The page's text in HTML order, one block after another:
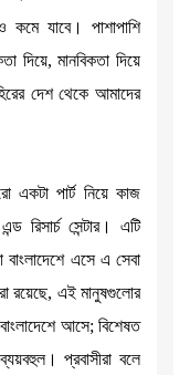
কমে যাবে। পাশাপাশি
দিয়ে, মানবিকতা দিয়ে
দেশ থেকে আমাদের
একটা পার্ট নিয়ে কাজ
রিসার্চ সেন্টার। এটি
বাংলাদেশে এসে এ সেবা
রয়েছে, এই মানুষগুলোর
আসে; বিশেষত
প্রবাসীরা বলে